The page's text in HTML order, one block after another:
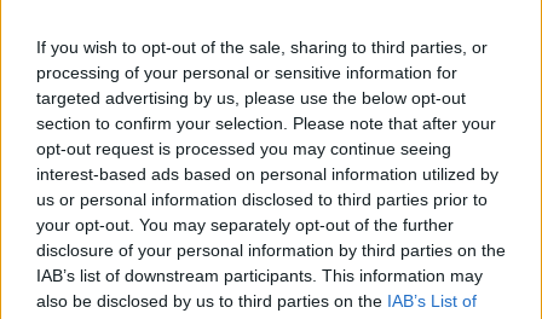
If you wish to opt-out of the sale, sharing to third parties, or
processing of your personal or sensitive information for
targeted advertising by us, please use the below opt-out
section to confirm your selection. Please note that after your
opt-out request is processed you may continue seeing
interest-based ads based on personal information utilized by
us or personal information disclosed to third parties prior to
your opt-out. You may separately opt-out of the further
disclosure of your personal information by third parties on the
IAB’s list of downstream participants. This information may
also be disclosed by us to third parties on the IAB’s List of
Sony lägger bud på
Tamron – kan vara värt
12 miljarder kronor
OM System lanserar
gratislån av kameror &
objektiv i Sverige